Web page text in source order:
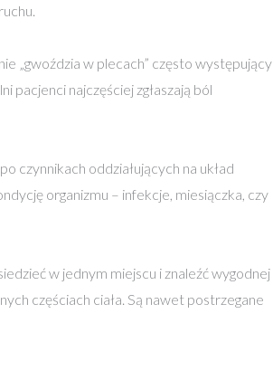
„gwoździa w plecach” często występujący
pacjenci najczęściej zgłaszają ból
czynnikach oddziałujących na układ
organizmu – infekcje, miesiączka, czy
w jednym miejscu i znaleźć wygodnej
częściach ciała. Są nawet postrzegane